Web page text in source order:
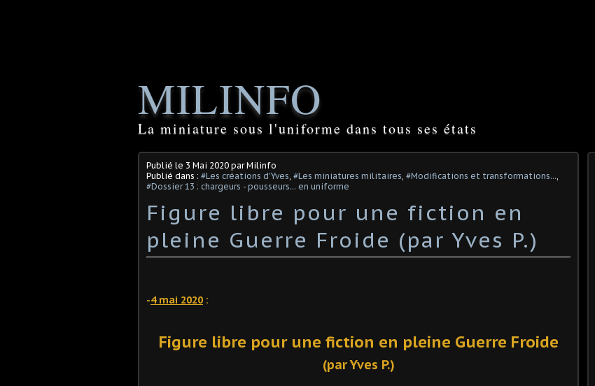
MILINFO
La miniature sous l'uniforme dans tous ses états
Publié le 3 Mai 2020 par Milinfo
Publié dans : #Les créations d'Yves, #Les miniatures militaires, #Modifications et transformations...,
#Dossier 13 : chargeurs - pousseurs... en uniforme
Figure libre pour une fiction en
pleine Guerre Froide (par Yves P.)
-4 mai 2020 :
Figure libre pour une fiction en pleine Guerre Froide
(par Yves P.)